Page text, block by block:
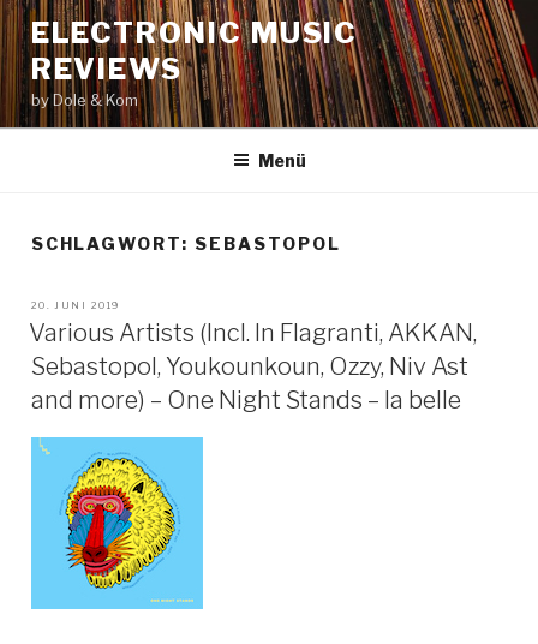
Zum
Inhalt
springen
ELECTRONIC MUSIC
REVIEWS
by Dole & Kom
Menü
SCHLAGWORT: SEBASTOPOL
VERÖFFENTLICHT
20. JUNI 2019
Various Artists (Incl. In Flagranti, AKKAN,
Sebastopol, Youkounkoun, Ozzy, Niv Ast
and more) – One Night Stands – la belle